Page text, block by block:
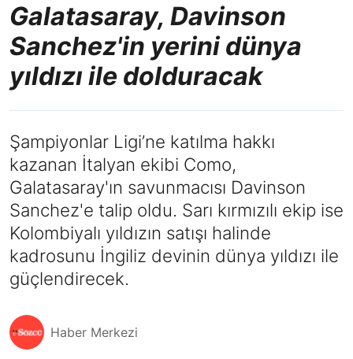
Galatasaray, Davinson
Sanchez'in yerini dünya
yıldızı ile dolduracak
Şampiyonlar Ligi’ne katılma hakkı
kazanan İtalyan ekibi Como,
Galatasaray'ın savunmacısı Davinson
Sanchez'e talip oldu. Sarı kırmızılı ekip ise
Kolombiyalı yıldızın satışı halinde
kadrosunu İngiliz devinin dünya yıldızı ile
güçlendirecek.
Haber Merkezi